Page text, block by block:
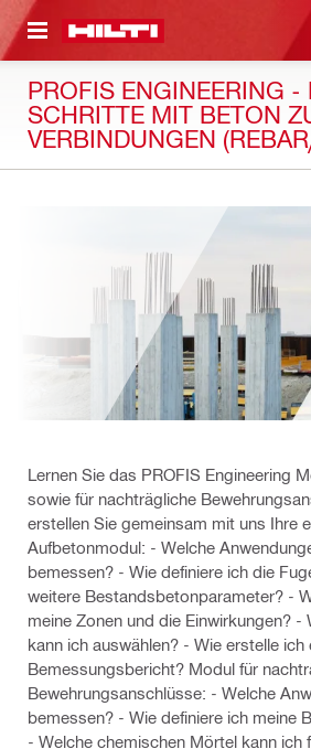
PROFIS ENGINEERING -
SCHRITTE MIT BETON
VERBINDUNGEN
Lernen Sie das PROFIS Engineering
sowie für nachträgliche
erstellen Sie gemeinsam mit uns Ihre
Aufbetonmodul: - Welche
bemessen? - Wie definiere ich die
weitere Bestandsbetonparameter? -
meine Zonen und die Einwirkungen? -
kann ich auswählen? - Wie erstelle ich
Bemessungsbericht? Modul für
Bewehrungsanschlüsse: - Welche
bemessen? - Wie definiere ich meine
- Welche chemischen Mörtel kann ich